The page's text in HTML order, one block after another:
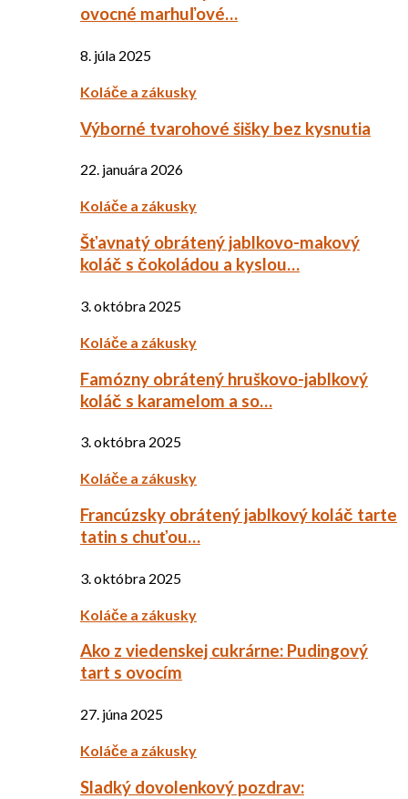
ovocné marhuľové…
8. júla 2025
Koláče a zákusky
Výborné tvarohové šišky bez kysnutia
22. januára 2026
Koláče a zákusky
Šťavnatý obrátený jablkovo-makový
koláč s čokoládou a kyslou…
3. októbra 2025
Koláče a zákusky
Famózny obrátený hruškovo-jablkový
koláč s karamelom a so…
3. októbra 2025
Koláče a zákusky
Francúzsky obrátený jablkový koláč tarte
tatin s chuťou…
3. októbra 2025
Koláče a zákusky
Ako z viedenskej cukrárne: Pudingový
tart s ovocím
27. júna 2025
Koláče a zákusky
Sladký dovolenkový pozdrav: